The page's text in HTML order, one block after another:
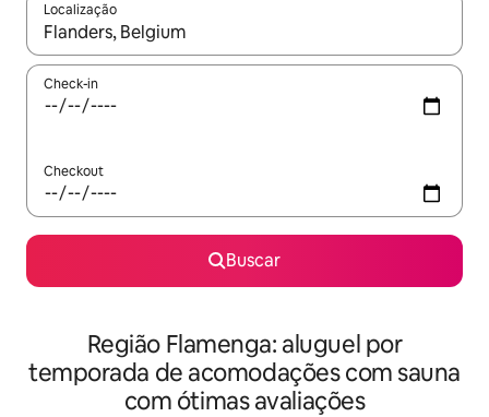
Localização
Quando os resultados estiverem disponíveis, explore-os
Check-in
Checkout
Buscar
Região Flamenga: aluguel por
temporada de acomodações com sauna
com ótimas avaliações